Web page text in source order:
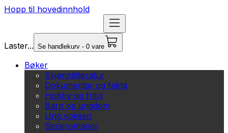
Hopp til hovedinnhold
Laster... Se handlekurv - 0 vare
Bøker
Skjønnlitteratur
Dokumentar og fakta
Hobby og fritid
Barn og ungdom
Ung voksen
Serieromaner